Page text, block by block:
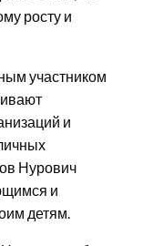
росту и
участником
и
Нурович
и
детям.